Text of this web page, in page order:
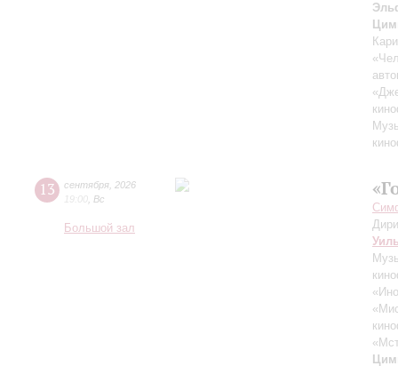
13 сентября 2026
19:00 Вс
Большой зал